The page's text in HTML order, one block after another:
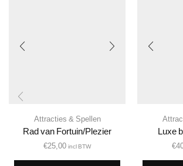
Attracties & Spellen
Rad van Fortuin/Plezier
€25,00 incl BTW
Luxe
€